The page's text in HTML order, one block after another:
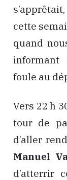
cette
quand
informant
foule au
Vers 22 h
tour de
d’aller
Manuel
d’atterrir